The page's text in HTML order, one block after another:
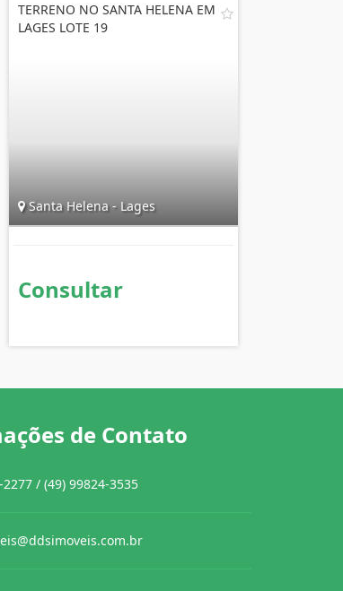
TERRENO NO SANTA HELENA EM
LAGES LOTE 19
Santa Helena - Lages
Consultar
de Contato
2277 / (49) 99824-3535